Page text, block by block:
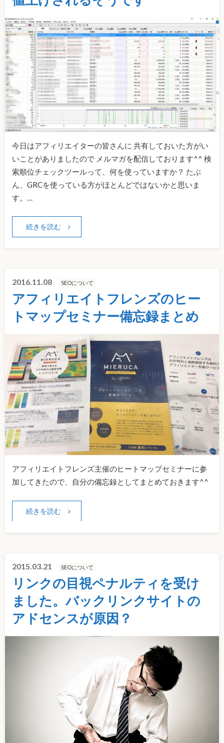
今日はアフィリエイターの皆さんに 共有しておいた方がい
いことがありましたので メルマガを配信しております^^ 検
索順位チェックツールって、何を使っていますか？ たぶ
ん、GRCを使っている方がほとんどではないかと思いま
す。…
続きを読む
2016.11.08 SEOについて
アフィリエイトフレンズのヒー
トマップセミナー備忘録まとめ
アフィリエイトフレンズ主催のヒートマップセミナーに参
加してきたので、自分の備忘録としてまとめておきます^^
続きを読む
2015.03.21 SEOについて
リンクの目視ペナルティを受け
ました。バックリンクサイトの
アドセンスが原因？